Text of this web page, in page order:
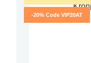
-20% Code VIP20AT